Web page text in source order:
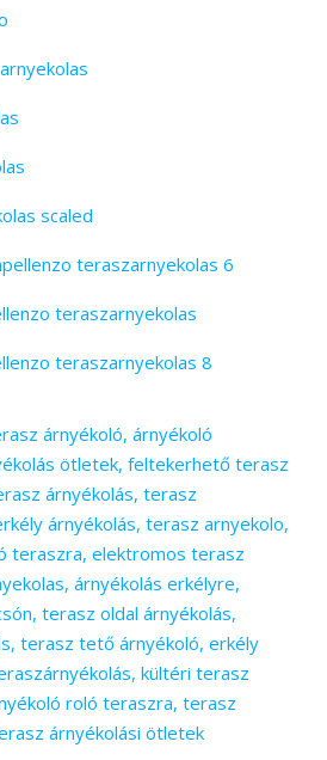
scaled
teraszarnyekolas 6
teraszarnyekolas
teraszarnyekolas 8
árnyékoló, árnyékoló
ötletek, feltekerhető terasz
árnyékolás, terasz
árnyékolás, terasz arnyekolo,
teraszra, elektromos terasz
árnyékolás erkélyre,
terasz oldal árnyékolás,
terasz tető árnyékoló, erkély
kültéri terasz
roló teraszra, terasz
árnyékolási ötletek